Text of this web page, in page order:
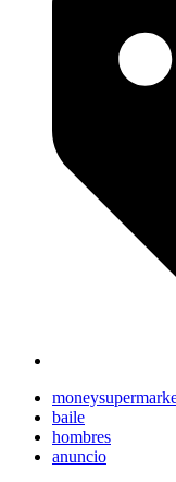
baile
hombres
anuncio